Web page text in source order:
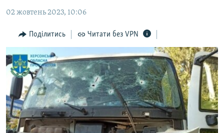
основної
Перейти
до
пошуку
БЛОГИ
ПОГЛЯД
ІНТЕРВ'Ю
ВСЕ ЗА ДЕНЬ
СПЕЦПРОЕКТИ
ДЕПОРТАЦІЯ
ВІДЕОУРОКИ «ELIFBE»
ЯК ОБІЙТИ БЛОКУВАННЯ
02 жовтень 2023, 10:06
Поділитись Читати без VPN